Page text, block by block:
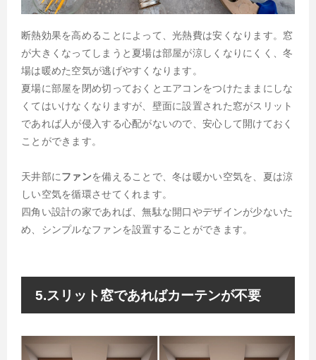
断熱効果を高めることによって、光熱費は安くなります。窓
が大きくなってしまうと夏場は部屋が涼しくなりにくく、冬
場は暖めた空気が逃げやすくなります。
夏場に部屋を閉め切っておくとエアコンをつけたままにしな
くてはいけなくなりますが、壁面に設置された窓がスリット
であれば人が侵入する心配がないので、安心して開けておく
ことができます。
天井部にファンを備えることで、冬は暖かい空気を、夏は涼
しい空気を循環させてくれます。
四角い設計の家であれば、無駄な開口やデザインが少ないた
め、シンプルなファンを設置することができます。
5.スリット窓であればカーテンが不要